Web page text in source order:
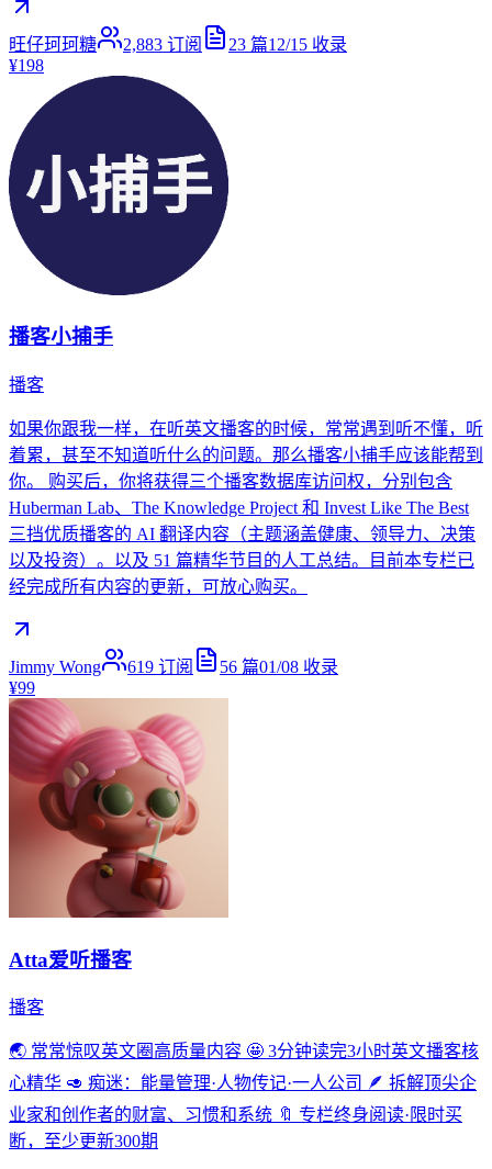
旺仔珂珂糖 2,883 订阅 23 篇12/15 收录
¥198
播客小捕手
播客
如果你跟我一样，在听英文播客的时候，常常遇到听不懂，听
着累，甚至不知道听什么的问题。那么播客小捕手应该能帮到
你。 购买后，你将获得三个播客数据库访问权，分别包含
Huberman Lab、The Knowledge Project 和 Invest Like The Best
三挡优质播客的 AI 翻译内容（主题涵盖健康、领导力、决策
以及投资）。以及 51 篇精华节目的人工总结。目前本专栏已
经完成所有内容的更新，可放心购买。
Jimmy Wong 619 订阅 56 篇01/08 收录
¥99
Atta爱听播客
播客
🌏 常常惊叹英文圈高质量内容 🤩 3分钟读完3小时英文播客核
心精华 🥑 痴迷：能量管理·人物传记·一人公司 🪶 拆解顶尖企
业家和创作者的财富、习惯和系统 🔖 专栏终身阅读·限时买
断，至少更新300期